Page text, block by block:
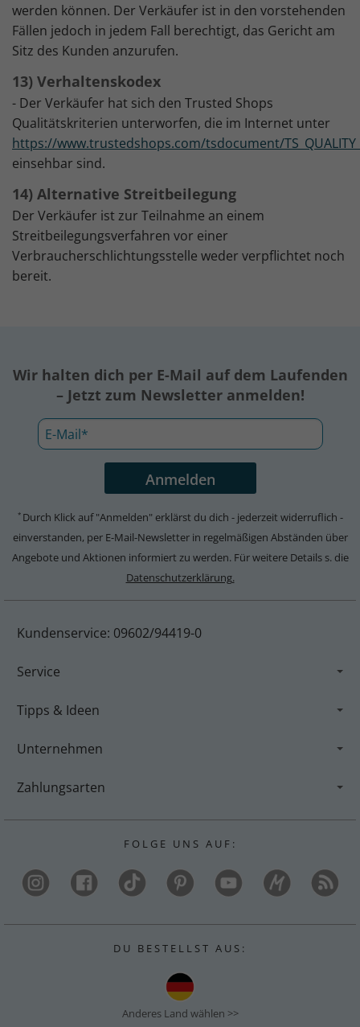
werden können. Der Verkäufer ist in den vorstehenden
Fällen jedoch in jedem Fall berechtigt, das Gericht am
Sitz des Kunden anzurufen.
13) Verhaltenskodex
- Der Verkäufer hat sich den Trusted Shops
Qualitätskriterien unterworfen, die im Internet unter
https://www.trustedshops.com/tsdocument/
einsehbar sind.
14) Alternative Streitbeilegung
Der Verkäufer ist zur Teilnahme an einem
Streitbeilegungsverfahren vor einer
Verbraucherschlichtungsstelle weder verpflichtet noch
bereit.
Wir halten dich per E-Mail auf dem Laufenden
– Jetzt zum Newsletter anmelden!
* Durch Klick auf "Anmelden" erklärst du dich - jederzeit widerruflich -
einverstanden, per E-Mail-Newsletter in regelmäßigen Abständen über
Angebote und Aktionen informiert zu werden. Für weitere Details s. die
Datenschutzerklärung.
Kundenservice: 09602/94419-0
Service
Tipps & Ideen
Unternehmen
Zahlungsarten
F O L G E U N S A U F :
D U B E S T E L L S T A U S :
Anderes Land wählen >>